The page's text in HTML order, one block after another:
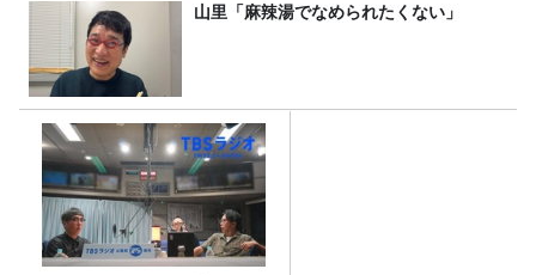
山里「麻辣湯でなめられたくない」